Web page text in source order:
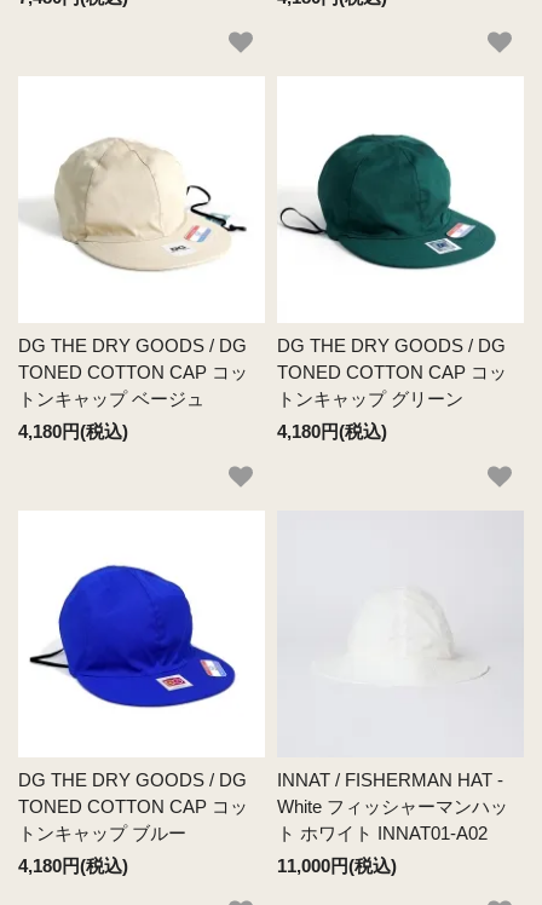
DG THE DRY GOODS / DG
TONED COTTON CAP コッ
トンキャップ ベージュ
4,180円(税込)
DG THE DRY GOODS / DG
TONED COTTON CAP コッ
トンキャップ グリーン
4,180円(税込)
DG THE DRY GOODS / DG
TONED COTTON CAP コッ
トンキャップ ブルー
4,180円(税込)
INNAT / FISHERMAN HAT -
White フィッシャーマンハッ
ト ホワイト INNAT01-A02
11,000円(税込)